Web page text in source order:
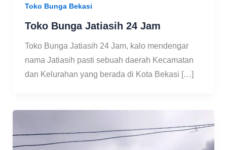
Toko Bunga Bekasi
Toko Bunga Jatiasih 24 Jam
Toko Bunga Jatiasih 24 Jam, kalo mendengar
nama Jatiasih pasti sebuah daerah Kecamatan
dan Kelurahan yang berada di Kota Bekasi […]